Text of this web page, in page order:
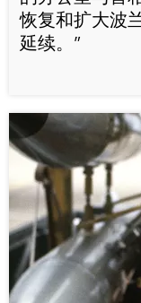
恢复和扩大波
延续。”